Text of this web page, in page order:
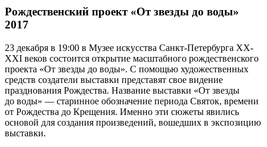
Рождественский проект «От звезды до воды»
2017
23 декабря в 19:00 в Музее искусства Санкт-Петербурга XX-
XXI веков состоится открытие масштабного рождественского
проекта «От звезды до воды». С помощью художественных
средств создатели выставки представят свое видение
празднования Рождества. Название выставки «От звезды
до воды» — старинное обозначение периода Святок, времени
от Рождества до Крещения. Именно эти сюжеты явились
основой для создания произведений, вошедших в экспозицию
выставки.